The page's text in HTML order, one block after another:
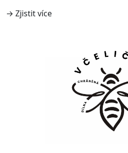
→ Zjistit více